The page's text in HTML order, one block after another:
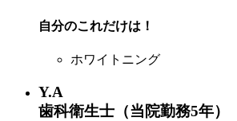
自分のこれだけは！
ホワイトニング
Y.A
歯科衛生士（当院勤務5年）